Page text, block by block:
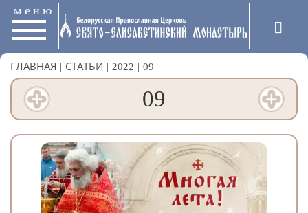
меню
ГЛАВНАЯ | СТАТЬИ | 2022 | 09
09